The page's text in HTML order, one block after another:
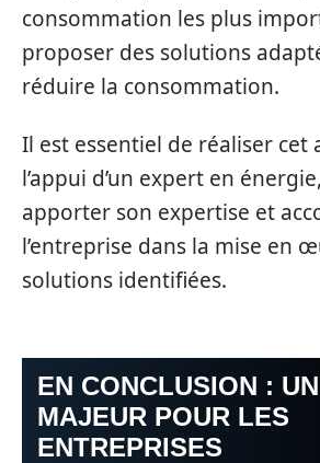
consommation les plus
proposer des solutions
réduire la consommation.
Il est essentiel de réaliser cet
l’appui d’un expert en
apporter son expertise et
l’entreprise dans la mise en
solutions identifiées.
EN CONCLUSION :
MAJEUR POUR LES
ENTREPRISES